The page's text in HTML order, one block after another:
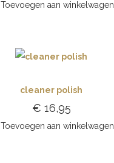
Toevoegen aan winkelwagen
cleaner polish
€ 16,95
Toevoegen aan winkelwagen